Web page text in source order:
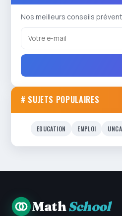
Nos meilleurs conseils
# SUJETS POPULAIRES
EDUCATION EMPLOI
MathSchool